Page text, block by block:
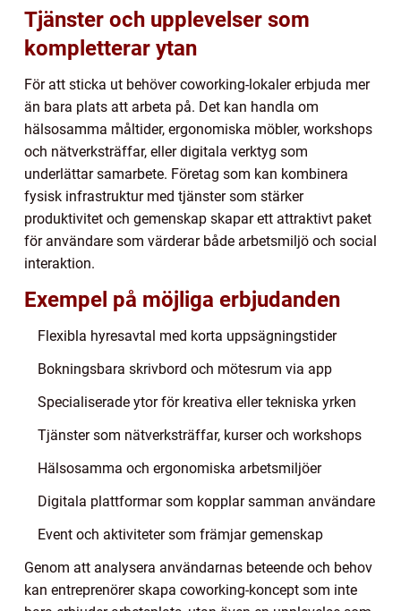
Tjänster och upplevelser som
kompletterar ytan
För att sticka ut behöver coworking-lokaler erbjuda mer
än bara plats att arbeta på. Det kan handla om
hälsosamma måltider, ergonomiska möbler, workshops
och nätverksträffar, eller digitala verktyg som
underlättar samarbete. Företag som kan kombinera
fysisk infrastruktur med tjänster som stärker
produktivitet och gemenskap skapar ett attraktivt paket
för användare som värderar både arbetsmiljö och social
interaktion.
Exempel på möjliga erbjudanden
Flexibla hyresavtal med korta uppsägningstider
Bokningsbara skrivbord och mötesrum via app
Specialiserade ytor för kreativa eller tekniska yrken
Tjänster som nätverksträffar, kurser och workshops
Hälsosamma och ergonomiska arbetsmiljöer
Digitala plattformar som kopplar samman användare
Event och aktiviteter som främjar gemenskap
Genom att analysera användarnas beteende och behov
kan entreprenörer skapa coworking-koncept som inte